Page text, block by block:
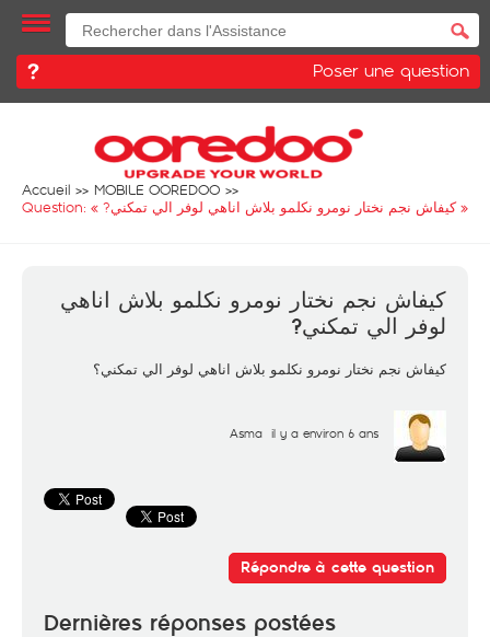
Poser une question
Accueil
MOBILE OOREDOO
Question: « كيفاش نجم نختار نومرو نكلمو بلاش اناهي لوفر الي تمكني?»
كيفاش نجم نختار نومرو نكلمو بلاش اناهي
لوفر الي تمكني?
كيفاش نجم نختار نومرو نكلمو بلاش اناهي لوفر الي تمكني؟
Asma il y a environ 6 ans
Répondre à cette question
Dernières réponses postées